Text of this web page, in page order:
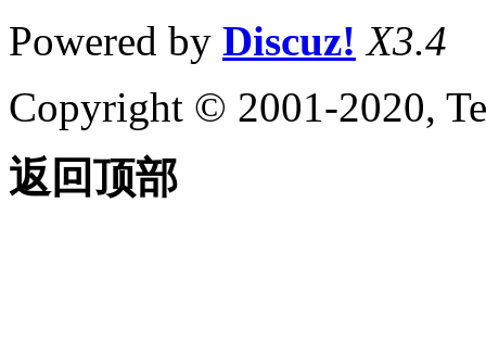
Powered by Discuz! X3.4
Copyright © 2001-2020,
返回顶部